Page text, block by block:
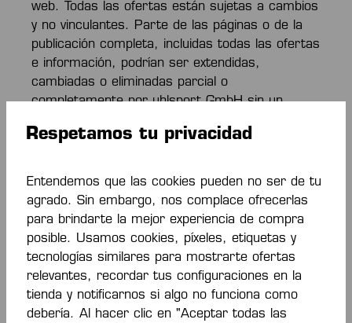
web. Todas las ofertas están sujetas a cambios
y no vinculantes. Parte de las páginas o de la
publicación completa, incluidas todas las ofertas
e información, podrían ser extendidas,
cambiadas o eliminadas parcial o
completamente por uhlsport GmbH sin un
Uhlsport GmbH ha incluido enlaces a otros
sitios web, cuyo contenido y actualización están
fuera de su control. Por lo tanto, lo siguiente se
aplica a todos los enlaces y contenidos de sitios
web de terceros: "uhlsport GmbH no influye en
el diseño y contenidos de sitios web de
terceros. Por lo tanto, se distancia de los
Respetamos tu privacidad
Entendemos que las cookies pueden no ser de tu
agrado. Sin embargo, nos complace ofrecerlas
para brindarte la mejor experiencia de compra
posible. Usamos cookies, píxeles, etiquetas y
tecnologías similares para mostrarte ofertas
relevantes, recordar tus configuraciones en la
tienda y notificarnos si algo no funciona como
debería. Al hacer clic en "Aceptar todas las